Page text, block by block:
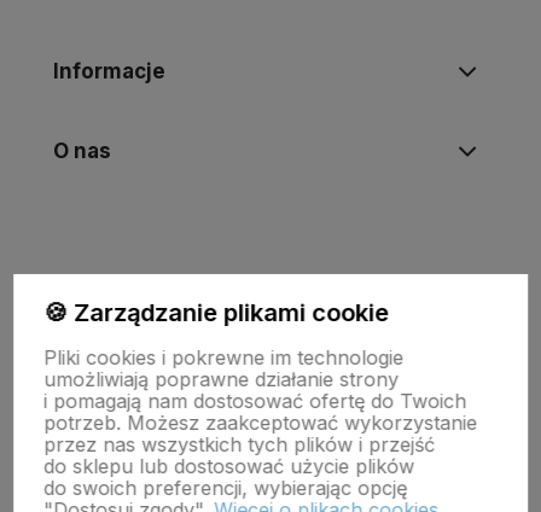
Informacje
O nas
Wojewódzki Inspektorat Weterynarii w Zielonej Górze
ul. Botaniczna 14 65-306 Zielona Góra
tel. 68 453 73 00 tel. 68 453 73 01
email:zielonagora.wiw@wet.zgora.pl
🍪 Zarządzanie plikami cookie
Pliki cookies i pokrewne im technologie
umożliwiają poprawne działanie strony
i pomagają nam dostosować ofertę do Twoich
potrzeb. Możesz zaakceptować wykorzystanie
przez nas wszystkich tych plików i przejść
do sklepu lub dostosować użycie plików
do swoich preferencji, wybierając opcję